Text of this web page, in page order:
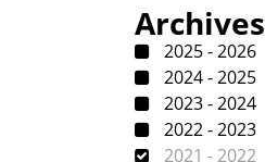
Archives
2025 - 2026
2024 - 2025
2023 - 2024
2022 - 2023
2021 - 2022